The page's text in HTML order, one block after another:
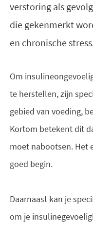
verstoring als
die gekenmerkt
en chronische
Om
te herstellen, zijn
gebied van voeding,
Kortom betekent dit
moet nabootsen. Het
goed begin.
Daarnaast kan je
om je